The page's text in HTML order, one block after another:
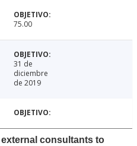
75.00
31 de
diciembre
de 2019
consultants to